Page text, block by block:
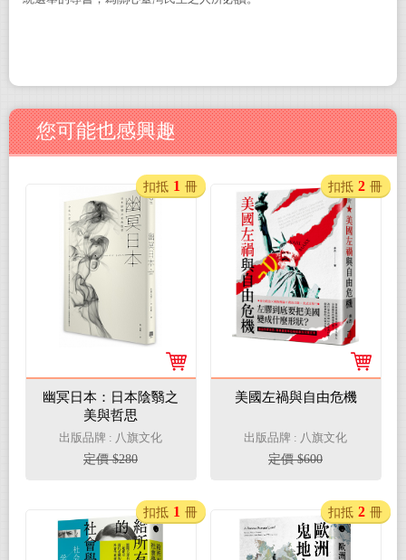
您可能也感興趣
幽冥日本：日本陰翳之
美與哲思
出版品牌 : 八旗文化
定價 $280
扣抵 1 冊
美國左禍與自由危機
出版品牌 : 八旗文化
定價 $600
扣抵 2 冊
扣抵 1 冊 扣抵 2 冊